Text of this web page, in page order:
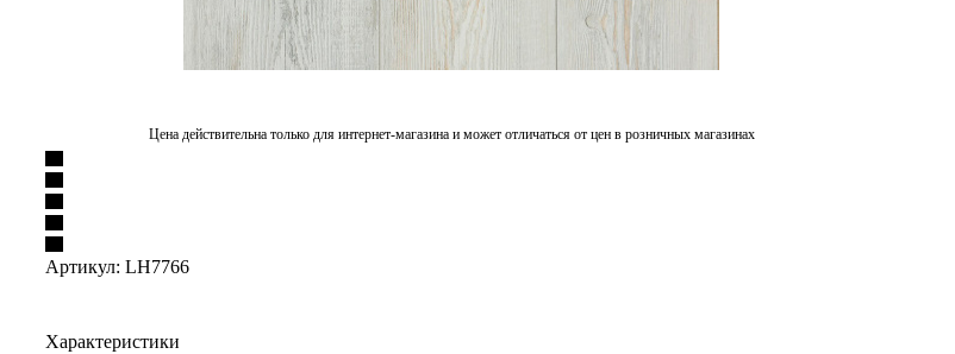
Цена действительна только для интернет-магазина и может отличаться от цен в розничных магазинах
Артикул: LH7766
Характеристики